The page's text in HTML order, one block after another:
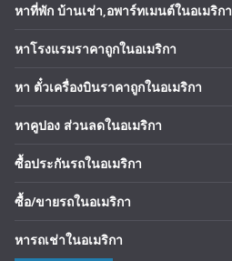
หาที่พัก บ้านเช่า,อพาร์ทเมนต์ในอเมริกา
หาโรงแรมราคาถูกในอเมริกา
หา ตั๋วเครื่องบินราคาถูกในอเมริกา
หาคูปอง ส่วนลดในอเมริกา
ซื้อประกันรถในอเมริกา
ซื้อ/ขายรถในอเมริกา
หารถเช่าในอเมริกา